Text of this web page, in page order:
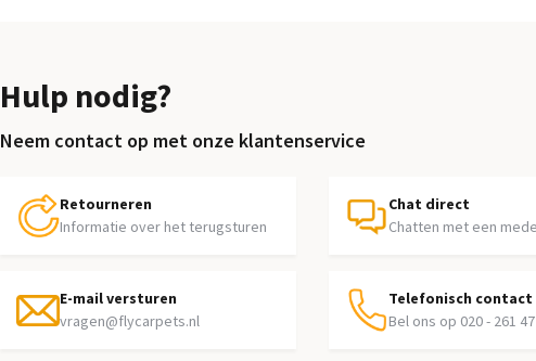
Hulp nodig?
Neem contact op met onze klantenservice
Retourneren
Informatie over het terugsturen
Chat direct
Chatten met een
E-mail versturen
vragen@flycarpets.nl
Telefonisch contact
Bel ons op 020 - 261